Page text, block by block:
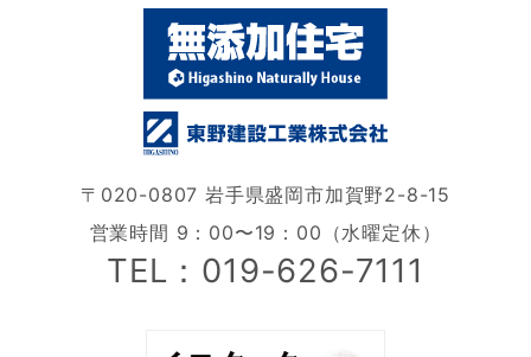
〒020-0807 岩手県盛岡市加賀野2-8-15
営業時間 9：00〜19：00（水曜定休）
TEL：019-626-7111